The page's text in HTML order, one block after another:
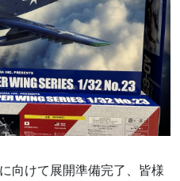
向けて展開準備完了、皆様